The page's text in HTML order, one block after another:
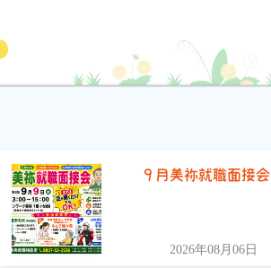
９月美祢就職面接会
2026年08月06日